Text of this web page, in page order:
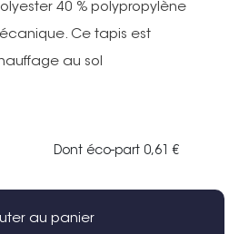
40 % polypropylène
Ce tapis est
au sol
Dont éco-part 0,61 €
au panier